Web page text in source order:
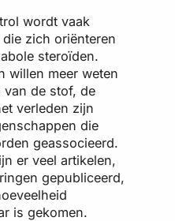
wordt vaak
zich oriënteren
steroïden.
willen meer weten
van de stof, de
verleden zijn
die
geassocieerd.
er veel artikelen,
gepubliceerd,
is gekomen.